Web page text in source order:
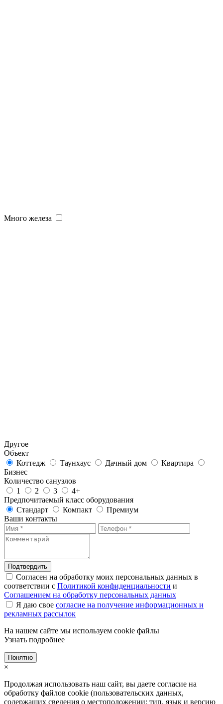
Много железа
Другое
Объект
Коттедж
Таунхаус Дачный дом
Квартира
Бизнес
Количество санузлов
1
2 3
4+
Предпочитаемый класс оборудования
Стандарт
Компакт
Премиум
Ваши контакты
Подтвердить
Согласен на обработку моих персональных данных в
соответствии с Политикой конфиденциальности и
Соглашением на обработку персональных данных
Я даю свое согласие на получение информационных и
рекламных рассылок
На нашем сайте мы используем cookie файлы
Узнать подробнее
Понятно
×
Продолжая использовать наш сайт, вы даете согласие на
обработку файлов cookie (пользовательских данных,
содержащих сведения о местоположении; тип, язык и версию